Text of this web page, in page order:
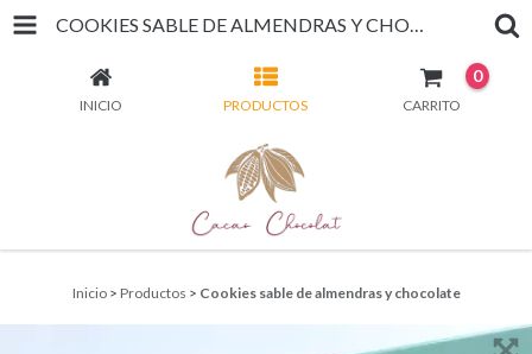
COOKIES SABLE DE ALMENDRAS Y CHOCOLATE
INICIO PRODUCTOS CARRITO
0
Inicio > Productos > Cookies sable de almendras y chocolate